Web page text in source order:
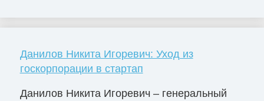
Данилов Никита Игоревич: Уход из
госкорпорации в стартап
Данилов Никита Игоревич – генеральный